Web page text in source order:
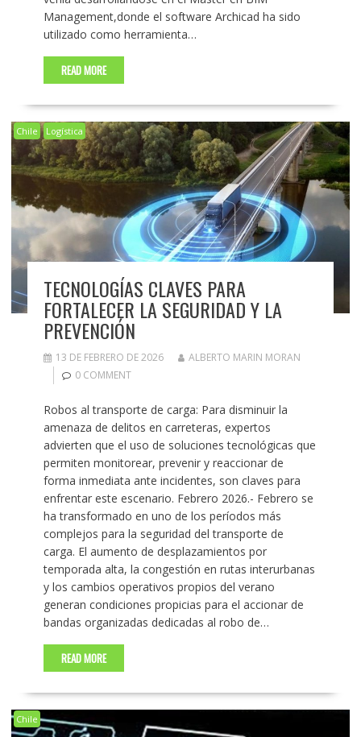
Management,donde el software Archicad ha sido
utilizado como herramienta…
READ MORE
Chile Logística
TECNOLOGÍAS CLAVES PARA
FORTALECER LA SEGURIDAD Y LA
PREVENCIÓN
13 DE FEBRERO DE 2026
ALBERTO MARIN MORAN
0 COMMENT
Robos al transporte de carga: Para disminuir la
amenaza de delitos en carreteras, expertos
advierten que el uso de soluciones tecnológicas que
permiten monitorear, prevenir y reaccionar de
forma inmediata ante incidentes, son claves para
enfrentar este escenario. Febrero 2026.- Febrero se
ha transformado en uno de los períodos más
complejos para la seguridad del transporte de
carga. El aumento de desplazamientos por
temporada alta, la congestión en rutas interurbanas
y los cambios operativos propios del verano
generan condiciones propicias para el accionar de
bandas organizadas dedicadas al robo de…
READ MORE
Chile